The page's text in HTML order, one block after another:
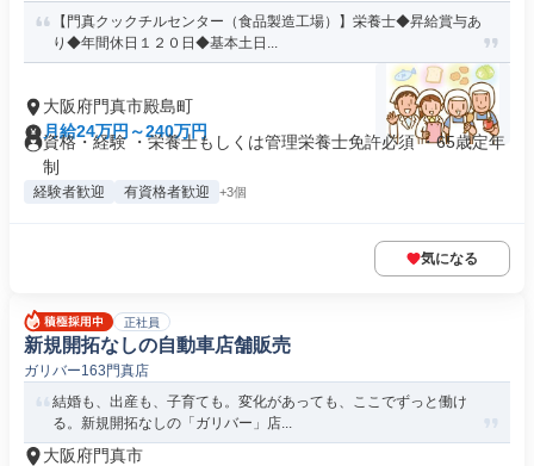
【門真クックチルセンター（食品製造工場）】栄養士◆昇給賞与あ
り◆年間休日１２０日◆基本土日...
大阪府門真市殿島町
月給24万円～240万円
資格・経験 ・栄養士もしくは管理栄養士免許必須 ・65歳定年
制
経験者歓迎 有資格者歓迎 +3個
気になる
正社員
新規開拓なしの自動車店舗販売
ガリバー163門真店
結婚も、出産も、子育ても。変化があっても、ここでずっと働け
る。新規開拓なしの「ガリバー」店...
大阪府門真市